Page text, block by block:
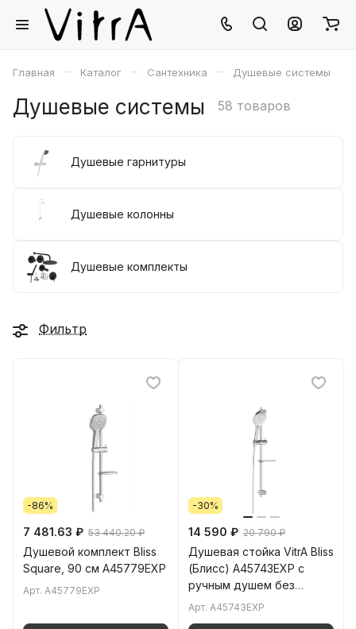
Главная – Каталог – Сантехника – Душевые системы
Душевые системы 58 товаров
Душевые гарнитуры
Душевые колонны
Душевые комплекты
Фильтр
-86%
7 481.63 ₽ 53 440.20 ₽
Душевой комплект Bliss
Square, 90 см A45779EXP
Арт. A45779EXP
-30%
14 590 ₽ 20 790 ₽
Душевая стойка VitrA Bliss
(Блисс) A45743EXP с
ручным душем без
смесителя с мыльницей
Арт. A45743EXP